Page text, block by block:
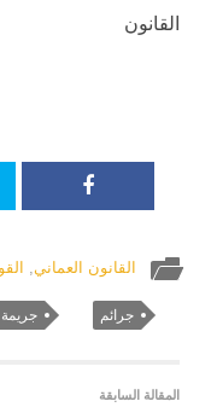
القانون
القانون العماني
جرائم جريمة
المقالة السابقة